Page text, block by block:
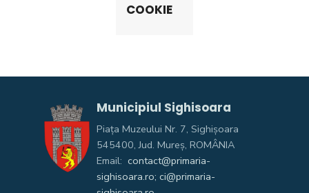
COOKIE
Municipiul Sighisoara
Piața Muzeului Nr. 7, Sighişoara
545400, Jud. Mureş, ROMÂNIA
Email: contact@primaria-
sighisoara.ro; ci@primaria-